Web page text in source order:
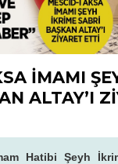
İMAMI
ALTAY’I
Hatibi Şeyh